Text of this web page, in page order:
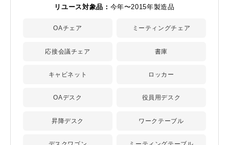
リユース対象品： 今年〜2015年製造品
OAチェア ミーティングチェア
応接会議チェア 書庫
キャビネット ロッカー
OAデスク 役員用デスク
昇降デスク ワークテーブル